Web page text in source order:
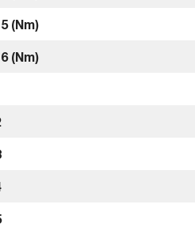
(Nm)
(Nm)